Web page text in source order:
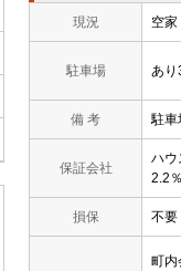
現況 空家
駐車場 あり
備 考 駐
保証会社
ハウ
2.2
損保 不要
町内